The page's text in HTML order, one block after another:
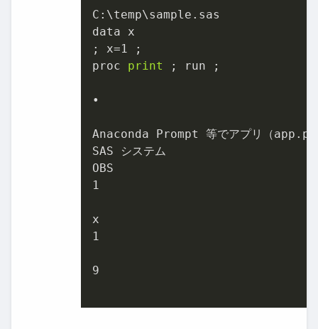
C:\temp\sample.sas
data x
; x=1 ;
proc print ; run ;
•
Anaconda Prompt 等でアプリ（app.py
SAS システム
1
1
9